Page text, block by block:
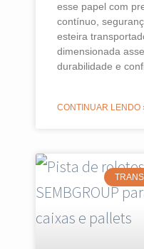
esse papel com
contínuo,
esteira
dimensionada
durabilidade e
CONTINUAR LENDO